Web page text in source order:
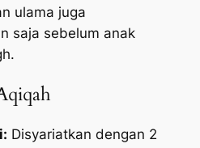
ulama juga
saja sebelum anak
Disyariatkan dengan 2